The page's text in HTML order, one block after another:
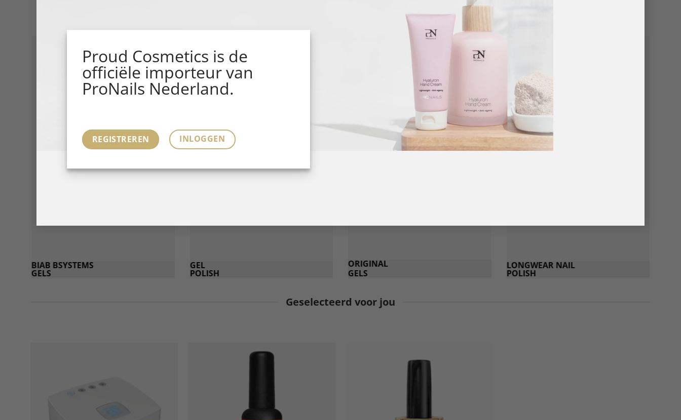
Proud Cosmetics is de
officiële importeur van
ProNails Nederland.
REGISTREREN INLOGGEN
100% gemoedsrust, 0% risico.
Ontdek nu de 4 ProNails salonsystemen en vind het systeem dat het beste past bij jouw salon en klanten.
BIAB BSYSTEMS
GELS
GEL
POLISH
ORIGINAL
GELS
LONGWEAR NAIL
POLISH
Geselecteerd voor jou